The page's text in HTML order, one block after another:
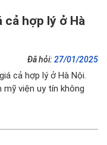
hợp lý ở Hà
Đã hỏi: 27/01/2025
cả hợp lý ở Hà Nội.
viện uy tín không